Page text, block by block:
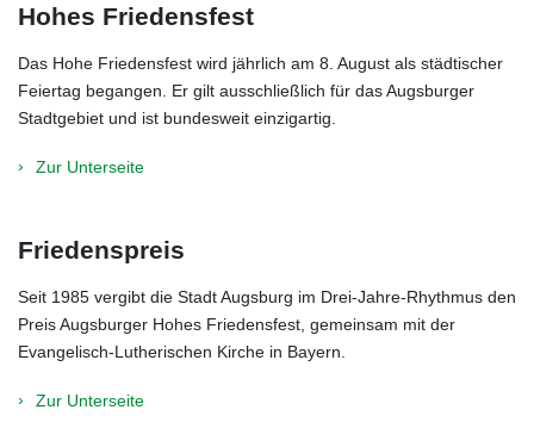
Hohes Friedensfest
Das Hohe Friedensfest wird jährlich am 8. August als städtischer
Feiertag begangen. Er gilt ausschließlich für das Augsburger
Stadtgebiet und ist bundesweit einzigartig.
Zur Unterseite
Friedenspreis
Seit 1985 vergibt die Stadt Augsburg im Drei-Jahre-Rhythmus den
Preis Augsburger Hohes Friedensfest, gemeinsam mit der
Evangelisch-Lutherischen Kirche in Bayern.
Zur Unterseite